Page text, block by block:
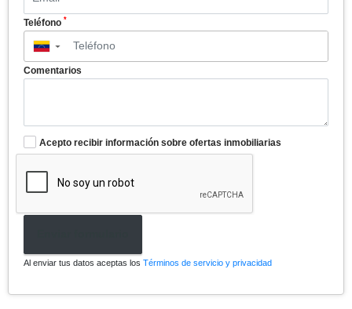
Teléfono *
▼
Comentarios
Acepto recibir información sobre ofertas inmobiliarias
Al enviar tus datos aceptas los Términos de servicio y privacidad